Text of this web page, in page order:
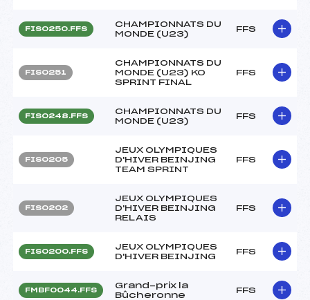
FIS0250.FFS
CHAMPIONNATS DU
MONDE (U23)
FFS
FIS0251
CHAMPIONNATS DU
MONDE (U23) KO
SPRINT FINAL
FFS
FIS0248.FFS
CHAMPIONNATS DU
MONDE (U23)
FFS
FIS0205
JEUX OLYMPIQUES
D'HIVER BEINJING
TEAM SPRINT
FFS
FIS0202
JEUX OLYMPIQUES
D'HIVER BEINJING
RELAIS
FFS
FIS0200.FFS
JEUX OLYMPIQUES
D'HIVER BEINJING
FFS
FMBF0044.FFS
Grand-prix la
Bûcheronne
FFS